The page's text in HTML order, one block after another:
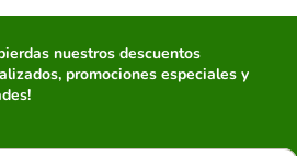
nuestros descuentos
promociones especiales y